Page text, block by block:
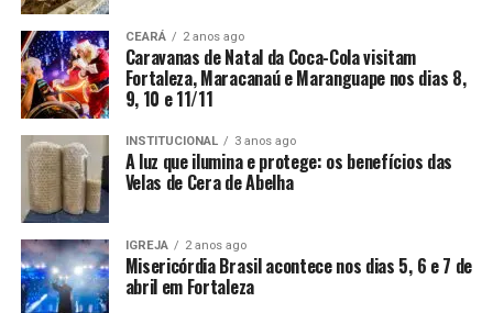
CEARÁ 2 anos ago
Caravanas de Natal da Coca-Cola visitam
Fortaleza, Maracanaú e Maranguape nos dias 8,
9, 10 e 11/11
INSTITUCIONAL 3 anos ago
A luz que ilumina e protege: os benefícios das
Velas de Cera de Abelha
IGREJA 2 anos ago
Misericórdia Brasil acontece nos dias 5, 6 e 7 de
abril em Fortaleza